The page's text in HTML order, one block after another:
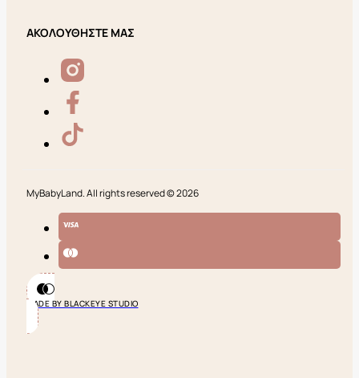
ΑΚΟΛΟΥΘΗΣΤΕ ΜΑΣ
MyBabyLand. All rights reserved © 2026
MADE BY BLACKEYE STUDIO